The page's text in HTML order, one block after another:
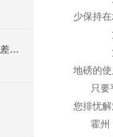
电子地磅厂家：电子地磅的误差是怎么计算的？
少保持
地磅的
只
您排忧
霍州